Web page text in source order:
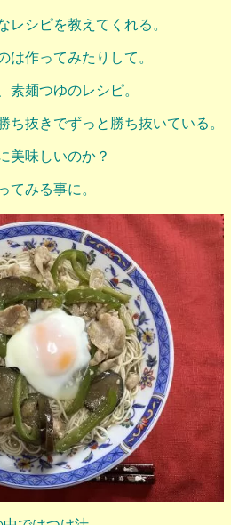
レシピを教えてくれる。
は作ってみたりして。
素麺つゆのレシピ。
ち抜きでずっと勝ち抜いている。
美味しいのか？
てみる事に。